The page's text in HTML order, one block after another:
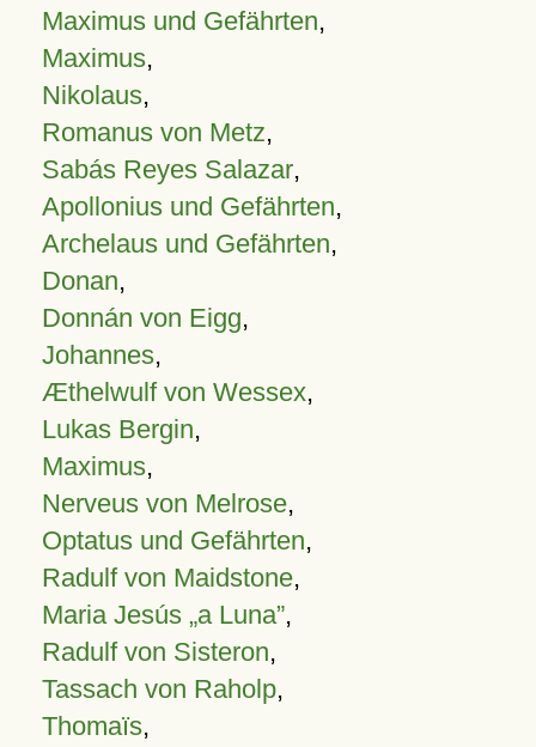
Maximus und Gefährten,
Maximus,
Nikolaus,
Romanus von Metz,
Sabás Reyes Salazar,
Apollonius und Gefährten,
Archelaus und Gefährten,
Donan,
Donnán von Eigg,
Johannes,
Æthelwulf von Wessex,
Lukas Bergin,
Maximus,
Nerveus von Melrose,
Optatus und Gefährten,
Radulf von Maidstone,
Maria Jesús „a Luna”,
Radulf von Sisteron,
Tassach von Raholp,
Thomaïs,